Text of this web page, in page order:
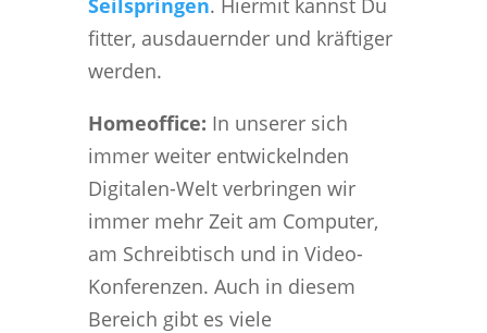
Seilspringen. Hiermit kannst Du
fitter, ausdauernder und kräftiger
werden.
Homeoffice: In unserer sich
immer weiter entwickelnden
Digitalen-Welt verbringen wir
immer mehr Zeit am Computer,
am Schreibtisch und in Video-
Konferenzen. Auch in diesem
Bereich gibt es viele